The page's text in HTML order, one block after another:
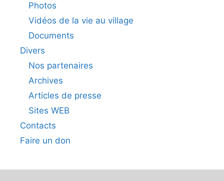
Photos
Vidéos de la vie au village
Documents
Divers
Nos partenaires
Archives
Articles de presse
Sites WEB
Contacts
Faire un don